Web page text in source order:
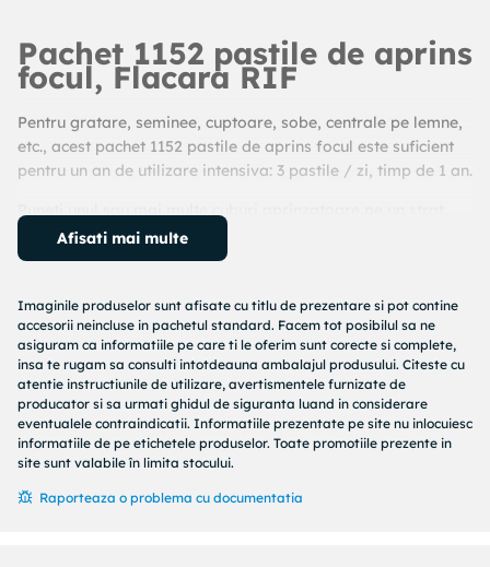
Pachet 1152 pastile de aprins
focul, Flacara RIF
Pentru gratare, seminee, cuptoare, sobe, centrale pe lemne,
etc., acest pachet 1152 pastile de aprins focul este suficient
pentru un an de utilizare intensiva: 3 pastile / zi, timp de 1 an.
subtire combustibil solid (mangal, lemn sau carbune) si
aprindeti.
Dupa 1-2 minute adaugati mai mult combustibil avand grija
sa nu se stinga flacarile.
Asigurati-va ca aprinzatoarele sunt arse complet si
combustibilul este acoperit cu un strat de cenusa inainte de a
pune mancarea pe gratar.
IMPORTANT: Nu lasati la indemana copiilor.
Contine: kerosen (petrol). Solid inflamabil. Cauzeaza iritatii
ale pielii. Poate cauza somnolenta sau ameteala.Toxic cu
Afisati mai multe
Imaginile produselor sunt afisate cu titlu de prezentare si pot contine
accesorii neincluse in pachetul standard. Facem tot posibilul sa ne
asiguram ca informatiile pe care ti le oferim sunt corecte si complete,
insa te rugam sa consulti intotdeauna ambalajul produsului. Citeste cu
atentie instructiunile de utilizare, avertismentele furnizate de
producator si sa urmati ghidul de siguranta luand in considerare
eventualele contraindicatii. Informatiile prezentate pe site nu inlocuiesc
informatiile de pe etichetele produselor. Toate promotiile prezente in
site sunt valabile în limita stocului.
Raporteaza o problema cu documentatia